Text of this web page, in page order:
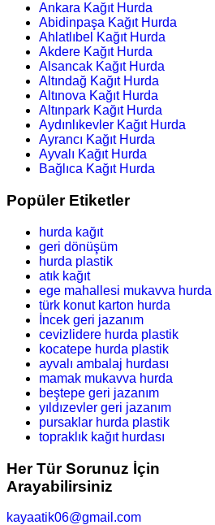
Ankara Kağıt Hurda
Abidinpaşa Kağıt Hurda
Ahlatlıbel Kağıt Hurda
Akdere Kağıt Hurda
Alsancak Kağıt Hurda
Altındağ Kağıt Hurda
Altınova Kağıt Hurda
Altınpark Kağıt Hurda
Aydınlıkevler Kağıt Hurda
Ayrancı Kağıt Hurda
Ayvalı Kağıt Hurda
Bağlıca Kağıt Hurda
Popüler Etiketler
hurda kağıt
geri dönüşüm
hurda plastik
atık kağıt
ege mahallesi mukavva hurda
türk konut karton hurda
İncek geri jazanım
cevizlidere hurda plastik
kocatepe hurda plastik
ayvalı ambalaj hurdası
mamak mukavva hurda
beştepe geri jazanım
yıldızevler geri jazanım
pursaklar hurda plastik
topraklık kağıt hurdası
Her Tür Sorunuz İçin
Arayabilirsiniz
kayaatik06@gmail.com